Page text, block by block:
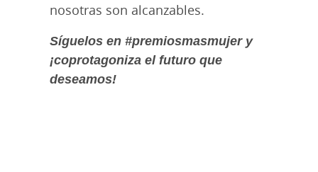
nosotras son alcanzables.
Síguelos en #premiosmasmujer y
¡coprotagoniza el futuro que
deseamos!